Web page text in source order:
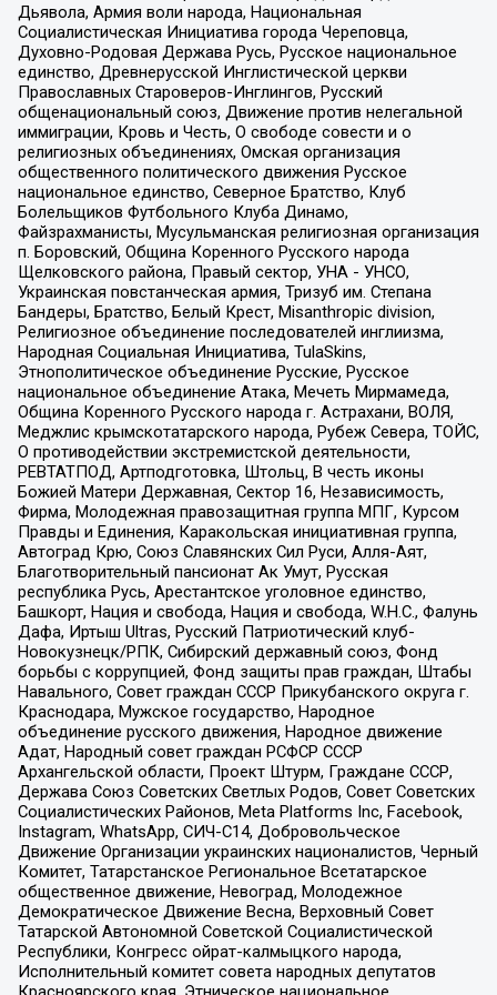
Дьявола, Армия воли народа, Национальная
Социалистическая Инициатива города Череповца,
Духовно-Родовая Держава Русь, Русское национальное
единство, Древнерусской Инглистической церкви
Православных Староверов-Инглингов, Русский
общенациональный союз, Движение против нелегальной
иммиграции, Кровь и Честь, О свободе совести и о
религиозных объединениях, Омская организация
общественного политического движения Русское
национальное единство, Северное Братство, Клуб
Болельщиков Футбольного Клуба Динамо,
Файзрахманисты, Мусульманская религиозная организация
п. Боровский, Община Коренного Русского народа
Щелковского района, Правый сектор, УНА - УНСО,
Украинская повстанческая армия, Тризуб им. Степана
Бандеры, Братство, Белый Крест, Misanthropic division,
Религиозное объединение последователей инглиизма,
Народная Социальная Инициатива, TulaSkins,
Этнополитическое объединение Русские, Русское
национальное объединение Атака, Мечеть Мирмамеда,
Община Коренного Русского народа г. Астрахани, ВОЛЯ,
Меджлис крымскотатарского народа, Рубеж Севера, ТОЙС,
О противодействии экстремистской деятельности,
РЕВТАТПОД, Артподготовка, Штольц, В честь иконы
Божией Матери Державная, Сектор 16, Независимость,
Фирма, Молодежная правозащитная группа МПГ, Курсом
Правды и Единения, Каракольская инициативная группа,
Автоград Крю, Союз Славянских Сил Руси, Алля-Аят,
Благотворительный пансионат Ак Умут, Русская
республика Русь, Арестантское уголовное единство,
Башкорт, Нация и свобода, Нация и свобода, W.H.С., Фалунь
Дафа, Иртыш Ultras, Русский Патриотический клуб-
Новокузнецк/РПК, Сибирский державный союз, Фонд
борьбы с коррупцией, Фонд защиты прав граждан, Штабы
Навального, Совет граждан СССР Прикубанского округа г.
Краснодара, Мужское государство, Народное
объединение русского движения, Народное движение
Адат, Народный совет граждан РСФСР СССР
Архангельской области, Проект Штурм, Граждане СССР,
Держава Союз Советских Светлых Родов, Совет Советских
Социалистических Районов, Meta Platforms Inc, Facebook,
Instagram, WhatsApp, СИЧ-С14, Добровольческое
Движение Организации украинских националистов, Черный
Комитет, Татарстанское Региональное Всетатарское
общественное движение, Невоград, Молодежное
Демократическое Движение Весна, Верховный Совет
Татарской Автономной Советской Социалистической
Республики, Конгресс ойрат-калмыцкого народа,
Исполнительный комитет совета народных депутатов